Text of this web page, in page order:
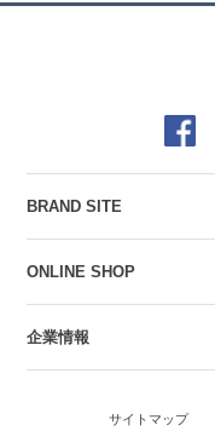
BRAND SITE
ONLINE SHOP
企業情報
サイトマップ